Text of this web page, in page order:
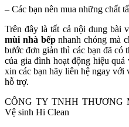
– Các bạn nên mua những chất
Trên đây là tất cả nội dung bài
mùi nhà bếpnhanh chóng mà
bước đơn giản thì các bạn đã có
của gia đình hoạt động hiệu
xin các bạn hãy liên hệ ngay với
hỗ trợ.
CÔNG TY TNHH
Vệ sinh Hi Clean